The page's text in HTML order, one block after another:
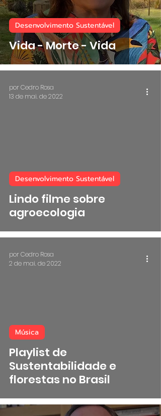
Vida - Morte - Vida
Desenvolvimento Sustentável
Lindo filme sobre
agroecologia
Desenvolvimento Sustentável
por Cedro Rosa
13 de mai. de 2022
Playlist de
Sustentabilidade e
florestas no Brasil
Música
por Cedro Rosa
2 de mai. de 2022